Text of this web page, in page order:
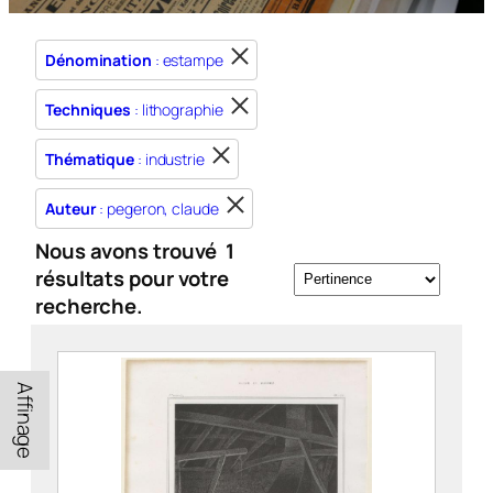
Dénomination : estampe
Techniques : lithographie
Thématique : industrie
Auteur: pegeron, claude
Nous avons trouvé 1
résultats pour votre
recherche.
Affinage